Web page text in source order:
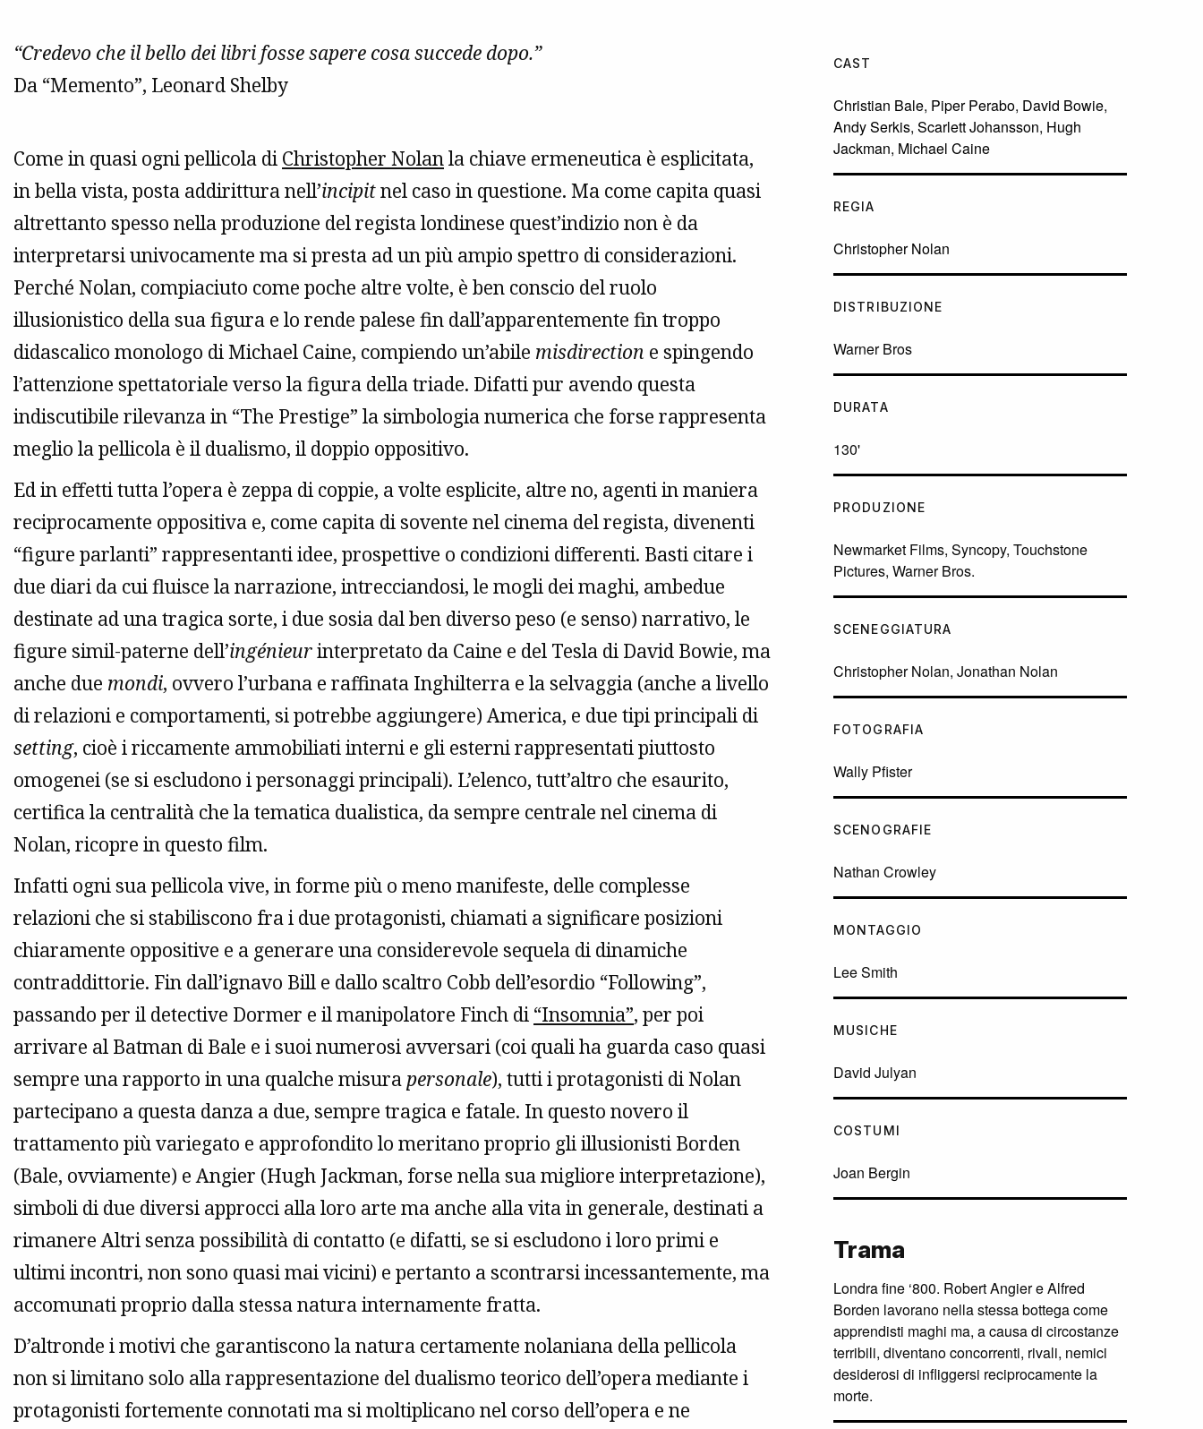
“Credevo che il bello dei libri fosse sapere cosa succede dopo.”
Da “Memento”, Leonard Shelby
Come in quasi ogni pellicola di Christopher Nolanla chiave ermeneutica è esplicitata,
in bella vista, posta addirittura nell’incipitnel caso in questione. Ma come capita quasi
altrettanto spesso nella produzione del regista londinese quest’indizio non è da
interpretarsi univocamente ma si presta ad un più ampio spettro di considerazioni.
Perché Nolan, compiaciuto come poche altre volte, è ben conscio del ruolo
illusionistico della sua figura e lo rende palese fin dall’apparentemente fin troppo
didascalico monologo di Michael Caine, compiendo un’abile misdirection e spingendo
l’attenzione spettatoriale verso la figura della triade. Difatti pur avendo questa
indiscutibile rilevanza in “The Prestige” la simbologia numerica che forse rappresenta
meglio la pellicola è il dualismo, il doppio oppositivo.
Ed in effetti tutta l’opera è zeppa di coppie, a volte esplicite, altre no, agenti in maniera
reciprocamente oppositiva e, come capita di sovente nel cinema del regista, divenenti
“figure parlanti” rappresentanti idee, prospettive o condizioni differenti. Basti citare i
due diari da cui fluisce la narrazione, intrecciandosi, le mogli dei maghi, ambedue
destinate ad una tragica sorte, i due sosia dal ben diverso peso (e senso) narrativo, le
figure simil-paterne dell’ingénieurinterpretato da Caine e del Tesla di David Bowie, ma
anche due mondi, ovvero l’urbana e raffinata Inghilterra e la selvaggia (anche a livello
di relazioni e comportamenti, si potrebbe aggiungere) America, e due tipi principali di
setting, cioè i riccamente ammobiliati interni e gli esterni rappresentati piuttosto
omogenei (se si escludono i personaggi principali). L’elenco, tutt’altro che esaurito,
certifica la centralità che la tematica dualistica, da sempre centrale nel cinema di
Nolan, ricopre in questo film.
Infatti ogni sua pellicola vive, in forme più o meno manifeste, delle complesse
relazioni che si stabiliscono fra i due protagonisti, chiamati a significare posizioni
chiaramente oppositive e a generare una considerevole sequela di dinamiche
contraddittorie. Fin dall’ignavo Bill e dallo scaltro Cobb dell’esordio “Following”,
passando per il detective Dormer e il manipolatore Finch di “Insomnia”, per poi
arrivare al Batman di Bale e i suoi numerosi avversari (coi quali ha guarda caso quasi
sempre una rapporto in una qualche misura personale), tutti i protagonisti di Nolan
partecipano a questa danza a due, sempre tragica e fatale. In questo novero il
trattamento più variegato e approfondito lo meritano proprio gli illusionisti Borden
(Bale, ovviamente) e Angier (Hugh Jackman, forse nella sua migliore interpretazione),
simboli di due diversi approcci alla loro arte ma anche alla vita in generale, destinati a
rimanere Altri senza possibilità di contatto (e difatti, se si escludono i loro primi e
ultimi incontri, non sono quasi mai vicini) e pertanto a scontrarsi incessantemente, ma
accomunati proprio dalla stessa natura internamente fratta.
D’altronde i motivi che garantiscono la natura certamente nolaniana della pellicola
non si limitano solo alla rappresentazione del dualismo teorico dell’opera mediante i
protagonisti fortemente connotati ma si moltiplicano nel corso dell’opera e ne
CAST
Christian Bale, Piper Perabo, David Bowie,
Andy Serkis, Scarlett Johansson, Hugh
Jackman, Michael Caine
REGIA
Christopher Nolan
DISTRIBUZIONE
Warner Bros
DURATA
130'
PRODUZIONE
Newmarket Films, Syncopy, Touchstone
Pictures, Warner Bros.
SCENEGGIATURA
Christopher Nolan, Jonathan Nolan
FOTOGRAFIA
Wally Pfister
SCENOGRAFIE
Nathan Crowley
MONTAGGIO
Lee Smith
MUSICHE
David Julyan
COSTUMI
Joan Bergin
Trama
Londra fine ‘800. Robert Angier e Alfred
Borden lavorano nella stessa bottega come
apprendisti maghi ma, a causa di circostanze
terribili, diventano concorrenti, rivali, nemici
desiderosi di infliggersi reciprocamente la
morte.